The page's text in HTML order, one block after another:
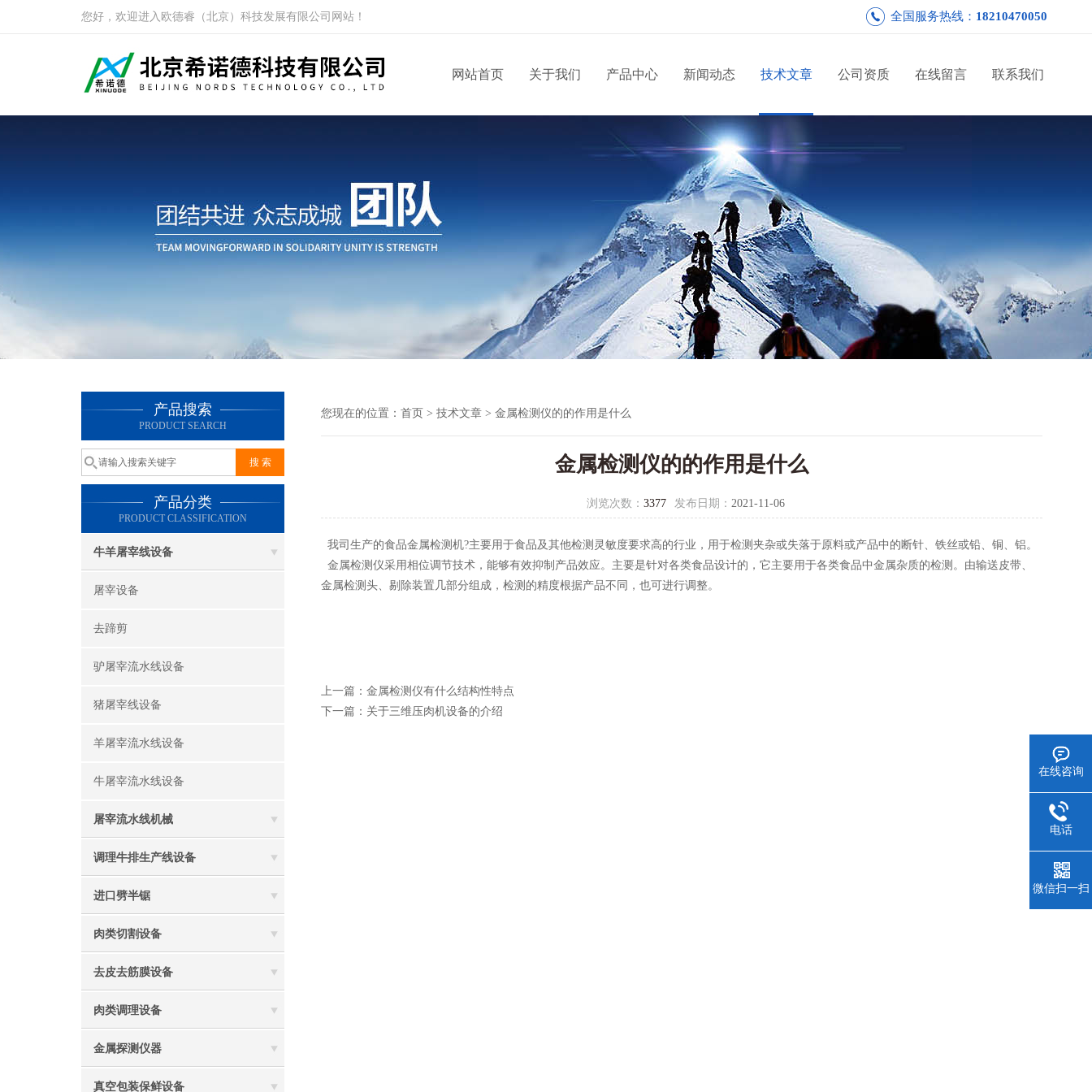
您好，欢迎进入欧德睿（北京）科技发展有限公司网站！ 全国服务热线： 18210470050
网站首页 关于我们 产品中心 新闻动态 技术文章 公司资质 在线留言 联系我们
产品搜索
PRODUCT SEARCH
产品分类
PRODUCT CLASSIFICATION
牛羊屠宰线设备
屠宰设备
去蹄剪
驴屠宰流水线设备
猪屠宰线设备
羊屠宰流水线设备
牛屠宰流水线设备
屠宰流水线机械
调理牛排生产线设备
进口劈半锯
肉类切割设备
去皮去筋膜设备
肉类调理设备
金属探测仪器
真空包装保鲜设备
您现在的位置： 首页 > 技术文章 > 金属检测仪的的作用是什么
金属检测仪的的作用是什么
浏览次数： 3377 发布日期： 2021-11-06
我司生产的食品金属检测机?主要用于食品及其他检测灵敏度要求高的行业，用于检测夹杂或失落于原料或产品中的断针、铁丝或铅、铜、铝。
金属检测仪采用相位调节技术，能够有效抑制产品效应。主要是针对各类食品设计的，它主要用于各类食品中金属杂质的检测。由输送皮带、
金属检测头、剔除装置几部分组成，检测的精度根据产品不同，也可进行调整。
上一篇： 金属检测仪有什么结构性特点
下一篇： 关于三维压肉机设备的介绍
在线咨询
电话
微信扫一扫